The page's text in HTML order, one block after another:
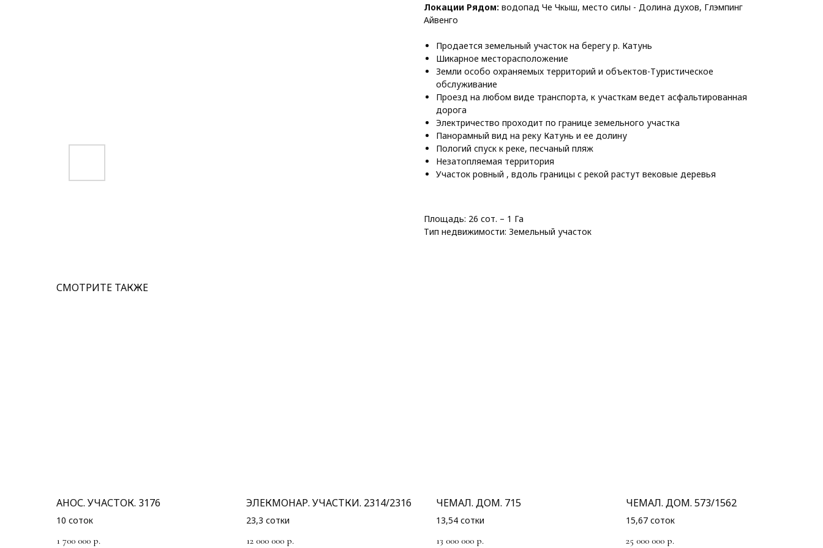
Локации Рядом: водопад Че Чкыш, место силы - Долина духов, Глэмпинг
Айвенго
Продается земельный участок на берегу р. Катунь
Шикарное месторасположение
Земли особо охраняемых территорий и объектов-Туристическое
обслуживание
Проезд на любом виде транспорта, к участкам ведет асфальтированная
дорога
Электричество проходит по границе земельного участка
Панорамный вид на реку Катунь и ее долину
Пологий спуск к реке, песчаный пляж
Незатопляемая территория
Участок ровный , вдоль границы с рекой растут вековые деревья
Площадь: 26 сот. – 1 Га
Тип недвижимости: Земельный участок
СМОТРИТЕ ТАКЖЕ
АНОС. УЧАСТОК. 3176
10 соток
1 700 000 р.
ЭЛЕКМОНАР. УЧАСТКИ. 2314/2316
23,3 сотки
12 000 000 р.
ЧЕМАЛ. ДОМ. 715
13,54 сотки
13 000 000 р.
ЧЕМАЛ. ДОМ. 573/1562
15,67 соток
25 000 000 р.